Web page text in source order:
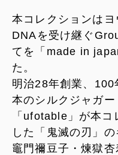
本コレクションは
DNAを受け継ぐ
てを「made in
た。
明治28年創業、100
本のシルクジャガー
「ufotable」が本
した「鬼滅の刃」
竈門禰豆子・煉獄